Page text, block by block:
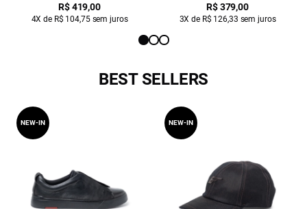
R$ 419,00
4X de R$ 104,75 sem juros
R$ 379,00
3X de R$ 126,33 sem juros
BEST SELLERS
NEW-IN NEW-IN